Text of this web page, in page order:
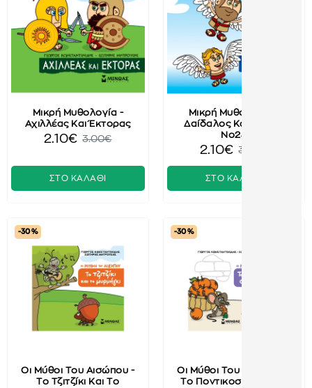
Μικρή Μυθολογία -
Αχιλλέας Και Έκτορας
2.10€ 3.00€
ΣΤΟ ΚΑΛΑΘΙ
Μικρή Μυθολογία -
Δαίδαλος Και Ίκαρος
No24
2.10€ 3.00€
ΣΤΟ ΚΑΛΑΘΙ
-30 %
Οι Μύθοι Του Αισώπου -
Το Τζιτζίκι Και Το
-30 %
Οι Μύθοι Του Αισώπου -
Το Ποντικοσυμβούλιο